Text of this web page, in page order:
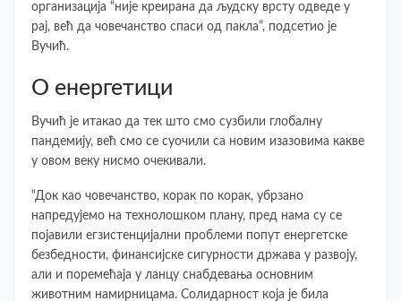
организација “није креирана да људску врсту одведе у
рај, већ да човечанство спаси од пакла”, подсетио је
Вучић.
О енергетици
Вучић је итакао да тек што смо сузбили глобалну
пандемију, већ смо се суочили са новим изазовима какве
у овом веку нисмо очекивали.
“Док као човечанство, корак по корак, убрзано
напредујемо на технолошком плану, пред нама су се
појавили егзистенцијални проблеми попут енергетске
безбедности, финансијске сигурности држава у развоју,
али и поремећаја у ланцу снабдевања основним
животним намирницама. Солидарност која је била